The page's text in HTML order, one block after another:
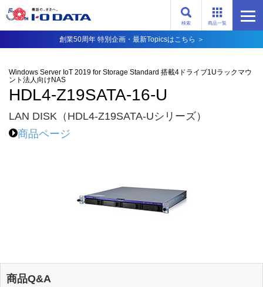
商品一覧
検索
創業50周年 特別企画・最新Topicsはこちら ＞
Windows Server IoT 2019 for Storage Standard 搭載4ドライブ1Uラックマウ
ント法人向けNAS
HDL4-Z19SATA-16-U
LAN DISK（HDL4-Z19SATA-Uシリーズ）
商品ページ
商品Q&A